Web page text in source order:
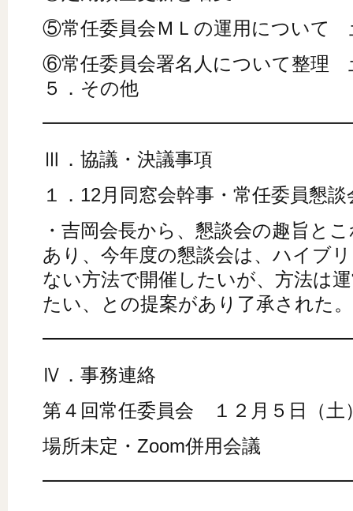
⑤常任委員会ＭＬの運用について
⑥常任委員会署名人について整理
５．その他
Ⅲ．協議・決議事項
１．12月同窓会幹事・常任委員懇
・吉岡会長から、懇談会の趣旨と
あり、今年度の懇談会は、ハイブ
ない方法で開催したいが、方法は
たい、との提案があり了承された。
Ⅳ．事務連絡
第４回常任委員会 １２月５日（土
場所未定・Zoom併用会議